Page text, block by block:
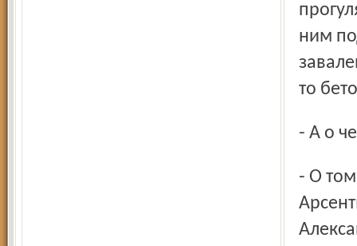
ним
то
- А о
- О том, что, оказывается, его мать, а моя свекровь Мария